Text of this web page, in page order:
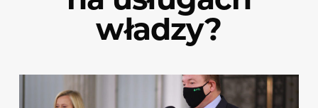
władzy?